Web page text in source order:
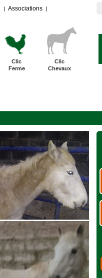
| Associations |
Clic
Ferme
Clic
Chevaux